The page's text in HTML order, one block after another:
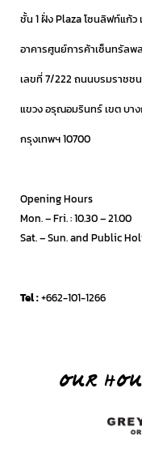
ชั้น 1 ฝั่ง Plaza โซนลิฟท์แก้ว
อาคารศูนย์การค้าเซ็นทรัลพ
เลขที่ 7/222 ถนนบรมราชช
แขวง อรุณอมรินทร์ เขต บา
กรุงเทพฯ 10700
Opening Hours
Mon. – Fri. : 10.30 – 21.00
Sat.– Sun. and Public
Tel :+662-101-1266
OUR